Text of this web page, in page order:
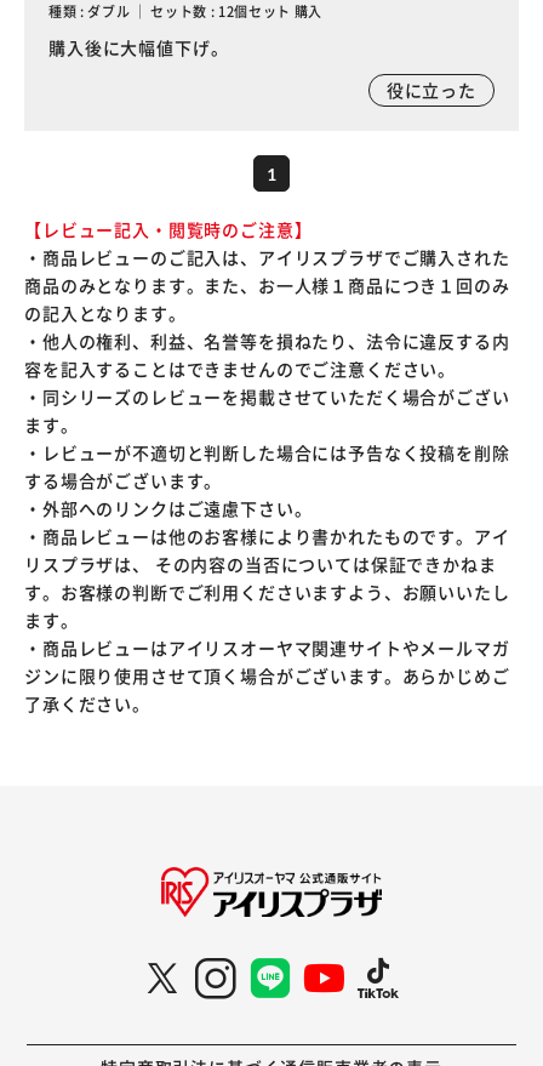
種類 : ダブル ｜ セット数 : 12個セット 購入
購入後に大幅値下げ。
役に立った
1
【レビュー記入・閲覧時のご注意】
・商品レビューのご記入は、アイリスプラザでご購入された
商品のみとなります。また、お一人様１商品につき１回のみ
の記入となります。
・他人の権利、利益、名誉等を損ねたり、法令に違反する内
容を記入することはできませんのでご注意ください。
・同シリーズのレビューを掲載させていただく場合がござい
ます。
・レビューが不適切と判断した場合には予告なく投稿を削除
する場合がございます。
・外部へのリンクはご遠慮下さい。
・商品レビューは他のお客様により書かれたものです。アイ
リスプラザは、 その内容の当否については保証できかねま
す。お客様の判断でご利用くださいますよう、お願いいたし
ます。
・商品レビューはアイリスオーヤマ関連サイトやメールマガ
ジンに限り使用させて頂く場合がございます。あらかじめご
了承ください。